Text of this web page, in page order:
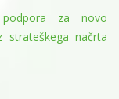
za novo
strateškega načrta